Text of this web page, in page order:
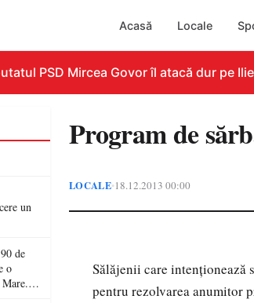
Acasă Locale
PSD Mircea Govor îl atacă dur pe
un
de
o
O
Program de
LOCALE•18.12.2013 00:00
Sălăjenii care intenţionează
pentru rezolvarea anumitor